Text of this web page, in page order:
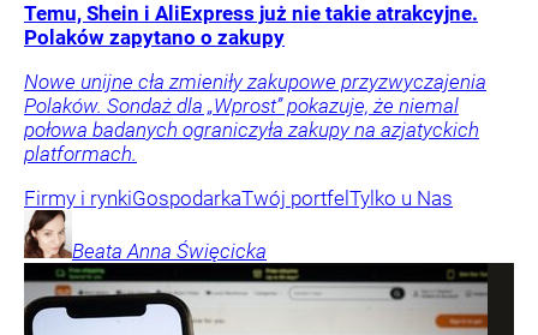
Temu, Shein i AliExpress już nie takie atrakcyjne.
Polaków zapytano o zakupy
Nowe unijne cła zmieniły zakupowe przyzwyczajenia
Polaków. Sondaż dla „Wprost” pokazuje, że niemal
połowa badanych ograniczyła zakupy na azjatyckich
platformach.
Firmy i rynkiGospodarkaTwój portfel Tylko u Nas
Beata Anna Święcicka